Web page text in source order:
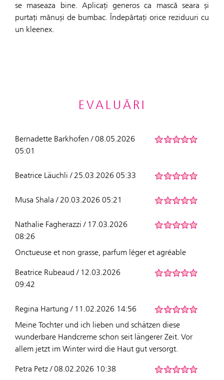
se maseaza bine. Aplicați generos ca mască seara și
purtați mănuși de bumbac. Îndepărtați orice reziduuri cu
un kleenex.
EVALUĂRI
Bernadette Barkhofen / 08.05.2026
05:01
Beatrice Läuchli / 25.03.2026 05:33
Musa Shala / 20.03.2026 05:21
Nathalie Fagherazzi / 17.03.2026
08:26
Onctueuse et non grasse, parfum léger et agréable
Beatrice Rubeaud / 12.03.2026
09:42
Regina Hartung / 11.02.2026 14:56
Meine Tochter und ich lieben und schätzen diese
wunderbare Handcreme schon seit längerer Zeit. Vor
allem jetzt im Winter wird die Haut gut versorgt.
Petra Petz / 08.02.2026 10:38